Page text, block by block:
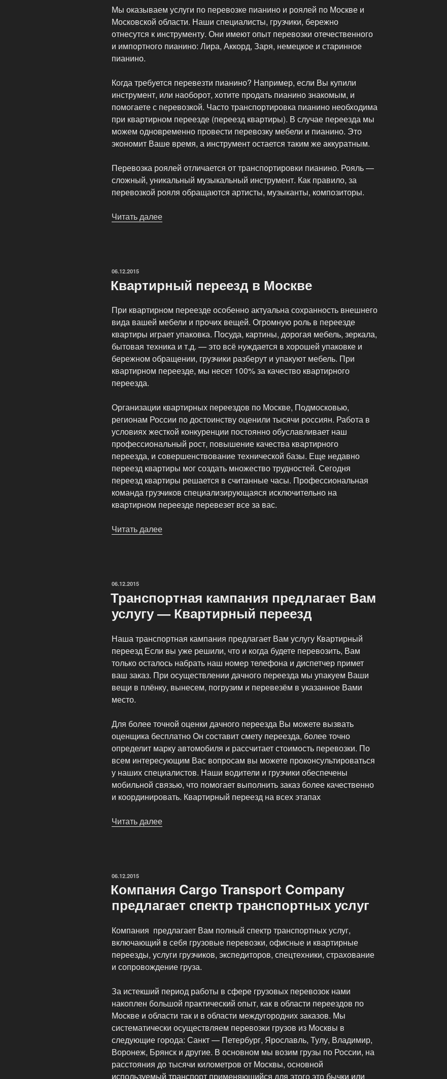
Мы оказываем услуги по перевозке пианино и роялей по Москве и
Московской области. Наши специалисты, грузчики, бережно
отнесутся к инструменту. Они имеют опыт перевозки отечественного
и импортного пианино: Лира, Аккорд, Заря, немецкое и старинное
пианино.
Когда требуется перевезти пианино? Например, если Вы купили
инструмент, или наоборот, хотите продать пианино знакомым, и
помогаете с перевозкой. Часто транспортировка пианино необходима
при квартирном переезде (переезд квартиры). В случае переезда мы
можем одновременно провести перевозку мебели и пианино. Это
экономит Ваше время, а инструмент остается таким же аккуратным.
Перевозка роялей отличается от транспортировки пианино. Рояль —
сложный, уникальный музыкальный инструмент. Как правило, за
перевозкой рояля обращаются артисты, музыканты, композиторы.
Читать далее
ОПУБЛИКОВАНО
06.12.2015
Квартирный переезд в Москве
При квартирном переезде особенно актуальна сохранность внешнего
вида вашей мебели и прочих вещей. Огромную роль в переезде
квартиры играет упаковка. Посуда, картины, дорогая мебель, зеркала,
бытовая техника и т.д. — это всё нуждается в хорошей упаковке и
бережном обращении, грузчики разберут и упакуют мебель. При
квартирном переезде, мы несет 100% за качество квартирного
переезда.
Организации квартирных переездов по Москве, Подмосковью,
регионам России по достоинству оценили тысячи россиян. Работа в
условиях жесткой конкуренции постоянно обуславливает наш
профессиональный рост, повышение качества квартирного
переезда, и совершенствование технической базы. Еще недавно
переезд квартиры мог создать множество трудностей. Сегодня
переезд квартиры решается в считанные часы. Профессиональная
команда грузчиков специализирующаяся исключительно на
квартирном переезде перевезет все за вас.
Читать далее
ОПУБЛИКОВАНО
06.12.2015
Транспортная кампания предлагает Вам
услугу — Квартирный переезд
Наша транспортная кампания предлагает Вам услугу Квартирный
переезд Если вы уже решили, что и когда будете перевозить, Вам
только осталось набрать наш номер телефона и диспетчер примет
ваш заказ. При осуществлении дачного переезда мы упакуем Ваши
вещи в плёнку, вынесем, погрузим и перевезём в указанное Вами
место.
Для более точной оценки дачного переезда Вы можете вызвать
оценщика бесплатно Он составит смету переезда, более точно
определит марку автомобиля и рассчитает стоимость перевозки. По
всем интересующим Вас вопросам вы можете проконсультироваться
у наших специалистов. Наши водители и грузчики обеспечены
мобильной связью, что помогает выполнить заказ более качественно
и координировать. Квартирный переезд на всех этапах
Читать далее
Квартирный
переезд»
ОПУБЛИКОВАНО
06.12.2015
Компания Cargo Transport Company
предлагает спектр транспортных услуг
Компания предлагает Вам полный спектр транспортных услуг,
включающий в себя грузовые перевозки, офисные и квартирные
переезды, услуги грузчиков, экспедиторов, спецтехники, страхование
и сопровождение груза.
За истекший период работы в сфере грузовых перевозок нами
накоплен большой практический опыт, как в области переездов по
Москве и области так и в области междугородних заказов. Мы
систематически осуществляем перевозки грузов из Москвы в
следующие города: Санкт — Петербург, Ярославль, Тулу, Владимир,
Воронеж, Брянск и другие. В основном мы возим грузы по России, на
расстояния до тысячи километров от Москвы, основной
используемый транспорт применяющийся для этого это бычки или